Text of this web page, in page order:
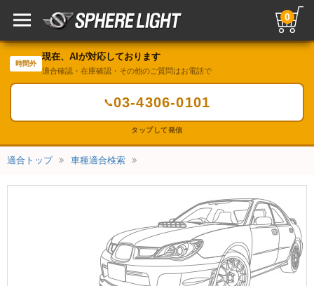
0
時間外
現在、AIが対応しております
適合確認・在庫確認・その他のご質問はお電話で
📞03-4306-0101
タップして発信
適合トップ 車種適合検索